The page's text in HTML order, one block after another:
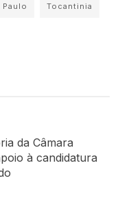
Paulo Tocantinia
da Câmara
à candidatura